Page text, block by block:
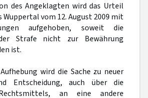
des Angeklagten wird das Urteil
Wuppertal vom 12. August 2009 mit
aufgehoben, soweit die
Strafe nicht zur Bewährung
ist.
wird die Sache zu neuer
Entscheidung, auch über die
an eine andere